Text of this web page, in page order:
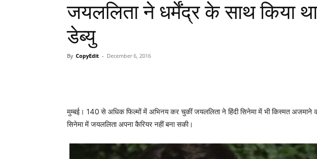
जयललिता ने धर्मेंद्र के साथ किया
डेब्‍यु
By CopyEdit - December 6, 2016
मुम्‍बई। 140 से अधिक फिल्‍मों में अभिनय कर चुकीं जयललिता ने हिंदी सिनेमा में भी किस्‍मत अजमाने
सिनेमा में जयललिता अपना कैरियर नहीं बना सकी।